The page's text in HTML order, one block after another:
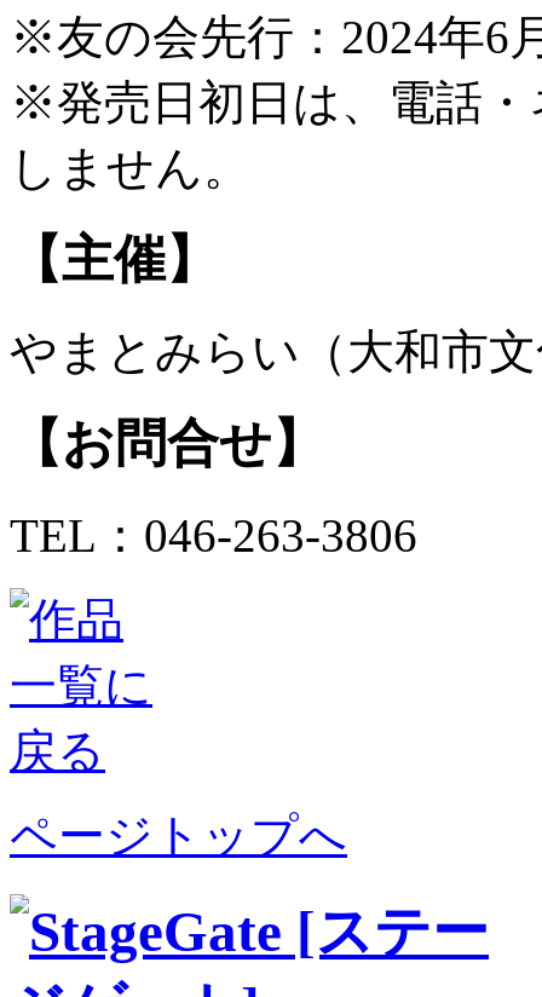
※友の会先行：2024年6
※発売日初日は、電話
しません。
【主催】
やまとみらい（大和市
【お問合せ】
TEL：046-263-3806
ページトップへ